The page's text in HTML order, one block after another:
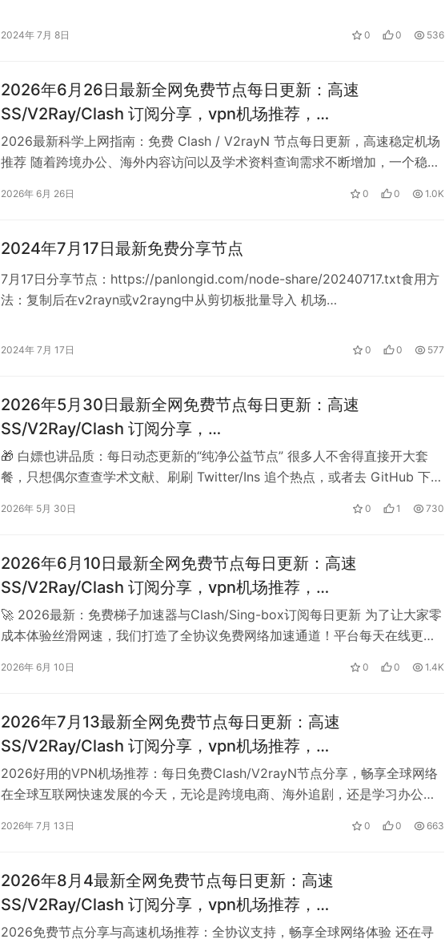
2024年 7月 8日 0 0 536
2026年6月26日最新全网免费节点每日更新：高速
SS/V2Ray/Clash 订阅分享，vpn机场推荐，
vless/shadowrocket/trojan/vmess免费节点
2026最新科学上网指南：免费 Clash / V2rayN 节点每日更新，高速稳定机场
推荐 随着跨境办公、海外内容访问以及学术资料查询需求不断增加，一个稳
2026年 6月 26日 0 0 1.0K
2024年7月17日最新免费分享节点
7月17日分享节点：https://panlongid.com/node-share/20240717.txt食用方
法：复制后在v2rayn或v2rayng中从剪切板批量导入 机场…
2024年 7月 17日 0 0 577
2026年5月30日最新全网免费节点每日更新：高速
SS/V2Ray/Clash 订阅分享，
vless/shadowrocket/trojan/vmess免费节点
🎁 白嫖也讲品质：每日动态更新的“纯净公益节点” 很多人不舍得直接开大套
餐，只想偶尔查查学术文献、刷刷 Twitter/Ins 追个热点，或者去 GitHub 下个
2026年 5月 30日 0 1 730
2026年6月10日最新全网免费节点每日更新：高速
SS/V2Ray/Clash 订阅分享，vpn机场推荐，
vless/shadowrocket/trojan/vmess免费节点
🚀 2026最新：免费梯子加速器与Clash/Sing-box订阅每日更新 为了让大家零
成本体验丝滑网速，我们打造了全协议免费网络加速通道！平台每天在线更新
2026年 6月 10日 0 0 1.4K
2026年7月13最新全网免费节点每日更新：高速
SS/V2Ray/Clash 订阅分享，vpn机场推荐，
vless/shadowrocket/trojan/vmess免费节点
2026好用的VPN机场推荐：每日免费Clash/V2rayN节点分享，畅享全球网络
在全球互联网快速发展的今天，无论是跨境电商、海外追剧，还是学习办公，
2026年 7月 13日 0 0 663
2026年8月4最新全网免费节点每日更新：高速
SS/V2Ray/Clash 订阅分享，vpn机场推荐，
vless/shadowrocket/trojan/vmess免费节点
2026免费节点分享与高速机场推荐：全协议支持，畅享全球网络体验 还在寻